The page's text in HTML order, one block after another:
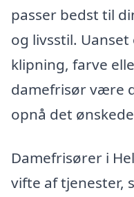
passer bedst til
og livsstil.
klipning, farve
damefrisør være
opnå det
Damefrisører i
vifte af tjenester,